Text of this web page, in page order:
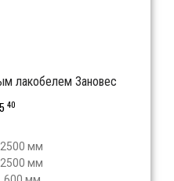
лакобелем Зановес
40
2500 мм
2500 мм